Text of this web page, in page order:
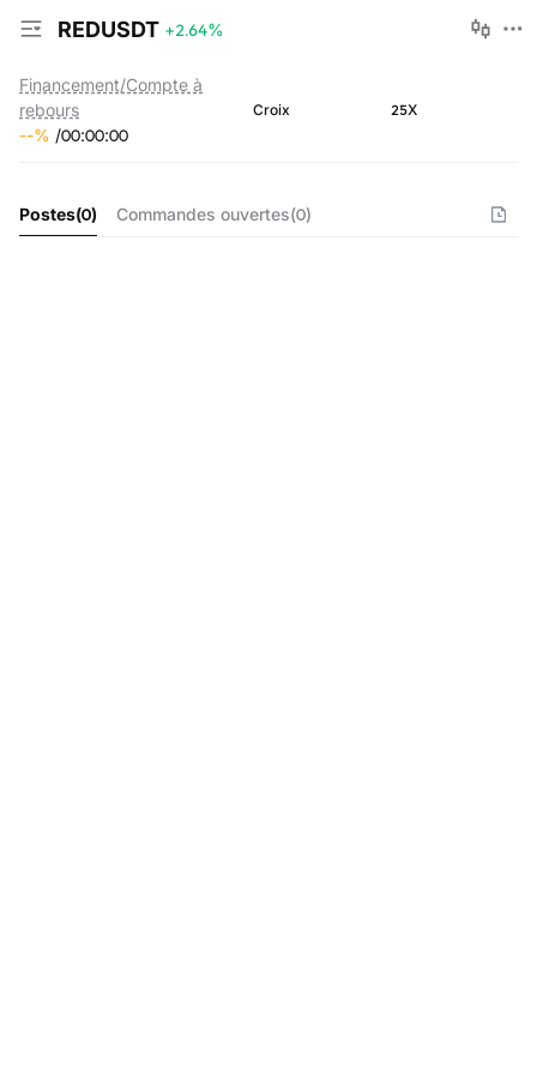
REDUSDT +2.64%
Financement/Compte à
rebours
--% /00:00:00
Croix 25X
Postes(0) Commandes ouvertes(0)